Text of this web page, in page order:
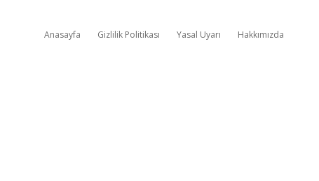
Anasayfa Gizlilik Politikası Yasal Uyarı Hakkımızda